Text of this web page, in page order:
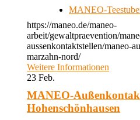
MANEO-
https://maneo.de/maneo-
arbeit/gewaltpraevention/
aussenkontaktstellen/maneo-
marzahn-nord/
Weitere Informationen
23 Feb.
MANEO-
Hohenschönhausen